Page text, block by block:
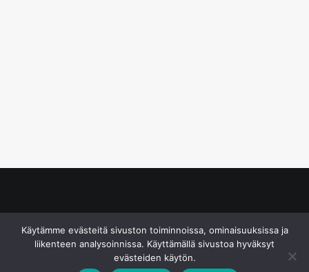
Käytämme evästeitä sivuston toiminnoissa, ominaisuuksissa ja
liikenteen analysoinnissa. Käyttämällä sivustoa hyväksyt
evästeiden käytön.